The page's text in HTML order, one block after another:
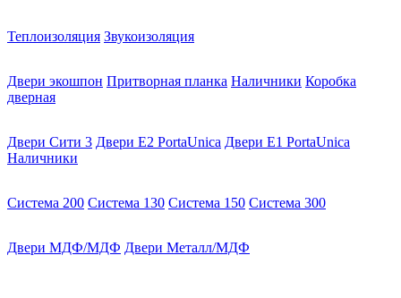
Теплоизоляция Звукоизоляция
Двери экошпон Притворная планка Наличники Коробка
дверная
Двери Сити 3 Двери E2 PortaUnica Двери E1 PortaUnica
Наличники
Система 200 Система 130 Система 150 Система 300
Двери МДФ/МДФ Двери Металл/МДФ